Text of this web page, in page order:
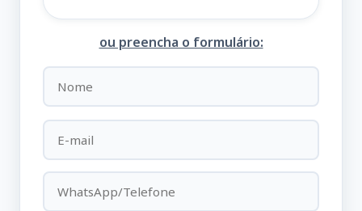
ou preencha o formulário: